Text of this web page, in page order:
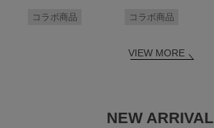
コラボ商品 コラボ商品
VIEW MORE
NEW ARRIVAL